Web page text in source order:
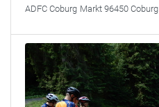
ADFC Coburg Markt 96450 Coburg